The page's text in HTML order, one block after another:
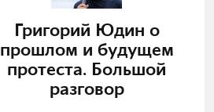
Григорий Юдин о
прошлом и будущем
протеста. Большой
разговор